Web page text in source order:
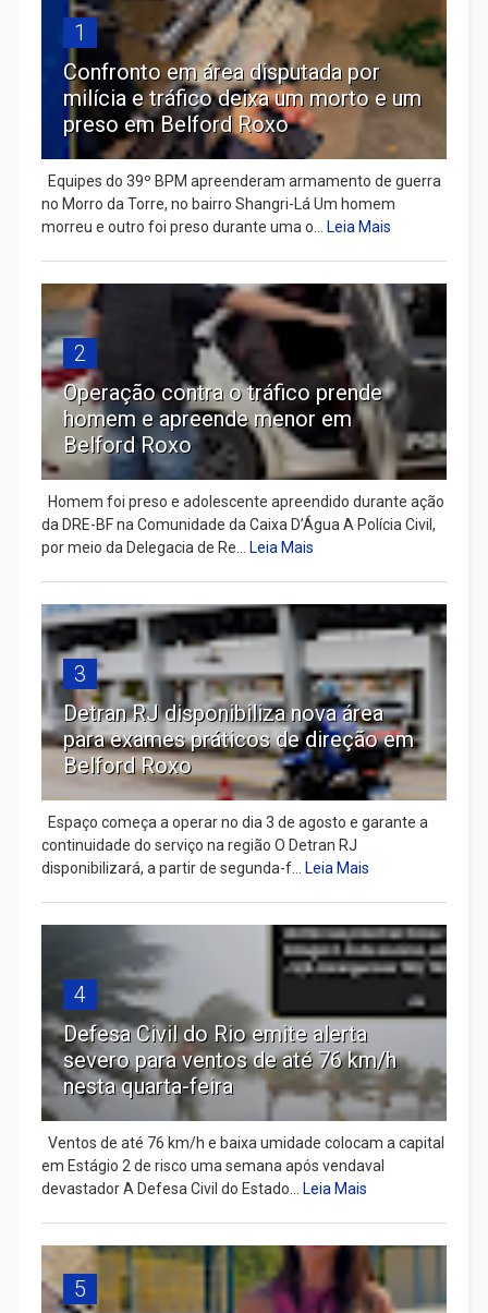
1
Confronto em área disputada por
milícia e tráfico deixa um morto e um
preso em Belford Roxo
Equipes do 39º BPM apreenderam armamento de guerra
no Morro da Torre, no bairro Shangri-Lá Um homem
morreu e outro foi preso durante uma o...
Leia Mais
2
Operação contra o tráfico prende
homem e apreende menor em
Belford Roxo
Homem foi preso e adolescente apreendido durante ação
da DRE-BF na Comunidade da Caixa D’Água A Polícia Civil,
por meio da Delegacia de Re...
Leia Mais
3
Detran RJ disponibiliza nova área
para exames práticos de direção em
Belford Roxo
Espaço começa a operar no dia 3 de agosto e garante a
continuidade do serviço na região O Detran RJ
disponibilizará, a partir de segunda-f...
Leia Mais
4
Defesa Civil do Rio emite alerta
severo para ventos de até 76 km/h
nesta quarta-feira
Ventos de até 76 km/h e baixa umidade colocam a capital
em Estágio 2 de risco uma semana após vendaval
devastador A Defesa Civil do Estado...
Leia Mais
5